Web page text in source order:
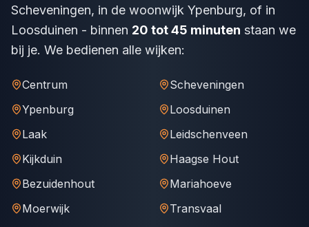
Scheveningen, in de woonwijk Ypenburg, of in
Loosduinen - binnen 20 tot 45 minuten staan we
bij je. We bedienen alle wijken:
Centrum
Scheveningen
Ypenburg
Loosduinen
Laak
Leidschenveen
Kijkduin
Haagse Hout
Bezuidenhout
Mariahoeve
Moerwijk
Transvaal